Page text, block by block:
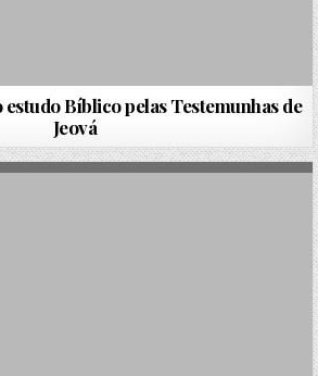
Bíblico pelas Testemunhas de
Jeová